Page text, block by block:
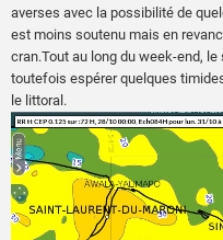
averses avec la possibilité de
est moins soutenu mais en
cran.Tout au long du week-end,
toutefois espérer quelques
le littoral.